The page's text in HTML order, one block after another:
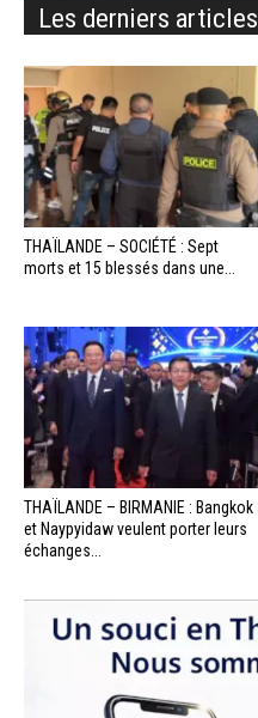
Les derniers articles
THAÏLANDE – SOCIÉTÉ : Sept
morts et 15 blessés dans une...
THAÏLANDE – BIRMANIE : Bangkok
et Naypyidaw veulent porter leurs
échanges...